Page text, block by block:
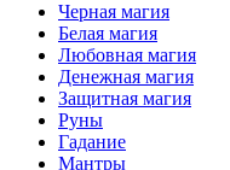
Черная магия
Белая магия
Любовная магия
Денежная магия
Защитная магия
Руны
Гадание
Мантры